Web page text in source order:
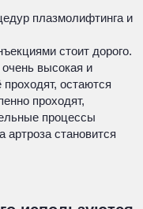
плазмолифтинга и
стоит дорого.
высокая и
остаются
проходят,
процессы
становится